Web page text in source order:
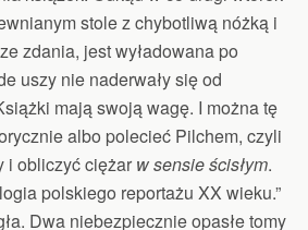
stole z chybotliwą nóżką i
zdania, jest wyładowana po
uszy nie naderwały się od
mają swoją wagę. I można tę
albo polecieć Pilchem, czyli
i obliczyć ciężar w sensie ścisłym.
polskiego reportażu XX wieku.”
Dwa niebezpiecznie opasłe tomy